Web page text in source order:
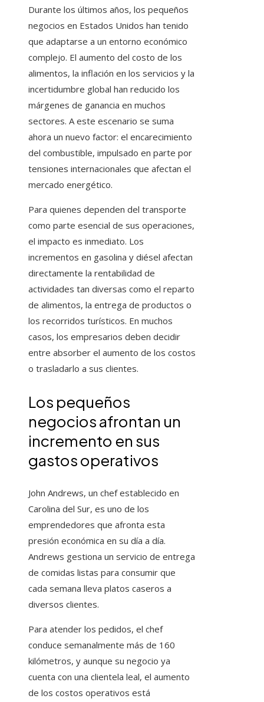
Durante los últimos años, los pequeños
negocios en Estados Unidos han tenido
que adaptarse a un entorno económico
complejo. El aumento del costo de los
alimentos, la inflación en los servicios y la
incertidumbre global han reducido los
márgenes de ganancia en muchos
sectores. A este escenario se suma
ahora un nuevo factor: el encarecimiento
del combustible, impulsado en parte por
tensiones internacionales que afectan el
mercado energético.
Para quienes dependen del transporte
como parte esencial de sus operaciones,
el impacto es inmediato. Los
incrementos en gasolina y diésel afectan
directamente la rentabilidad de
actividades tan diversas como el reparto
de alimentos, la entrega de productos o
los recorridos turísticos. En muchos
casos, los empresarios deben decidir
entre absorber el aumento de los costos
o trasladarlo a sus clientes.
Los pequeños
negocios afrontan un
incremento en sus
gastos operativos
John Andrews, un chef establecido en
Carolina del Sur, es uno de los
emprendedores que afronta esta
presión económica en su día a día.
Andrews gestiona un servicio de entrega
de comidas listas para consumir que
cada semana lleva platos caseros a
diversos clientes.
Para atender los pedidos, el chef
conduce semanalmente más de 160
kilómetros, y aunque su negocio ya
cuenta con una clientela leal, el aumento
de los costos operativos está